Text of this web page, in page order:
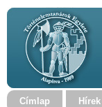
Címlap Hírek